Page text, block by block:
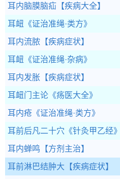
耳内脑膜脑疝 【疾病大全】
耳衄 《证治准绳·类方》
耳内流脓 【疾病症状】
耳衄 《证治准绳·杂病》
耳内发胀 【疾病症状】
耳衄门主论 《疡医大全》
耳内疮 《证治准绳·类方》
耳前后凡二十穴 《针灸甲乙经》
耳内蝉鸣 【方剂主治】
耳前淋巴结肿大 【疾病症状】